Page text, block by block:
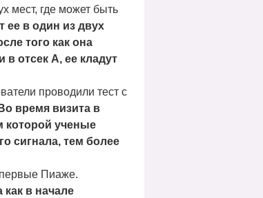
мест, где может быть
ее в один из двух
того как она
отсек А, ее кладут
проводили тест с
Во время визита в
которой ученые
сигнала, тем более
Пиаже.
как в начале